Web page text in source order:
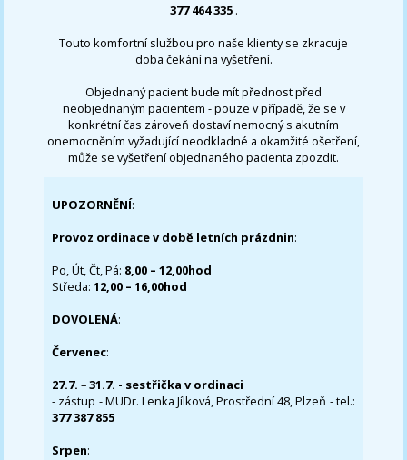
377 464 335 .
Touto komfortní službou pro naše klienty se zkracuje
doba čekání na vyšetření.
Objednaný pacient bude mít přednost před
neobjednaným pacientem - pouze v případě, že se v
konkrétní čas zároveň dostaví nemocný s akutním
onemocněním vyžadující neodkladné a okamžité ošetření,
může se vyšetření objednaného pacienta zpozdit.
UPOZORNĚNÍ:
Provoz ordinace v době letních prázdnin:
Po, Út, Čt, Pá: 8,00 – 12,00hod
Středa:12,00 – 16,00hod
DOVOLENÁ:
Červenec:
27.7.–31.7. - sestřička v ordinaci
- zástup - MUDr. Lenka Jílková, Prostřední 48, Plzeň - tel.:
377 387 855
Srpen: